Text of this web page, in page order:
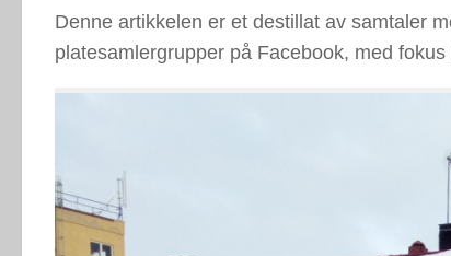
Denne artikkelen er et destillat av samtaler
platesamlergrupper på Facebook, med